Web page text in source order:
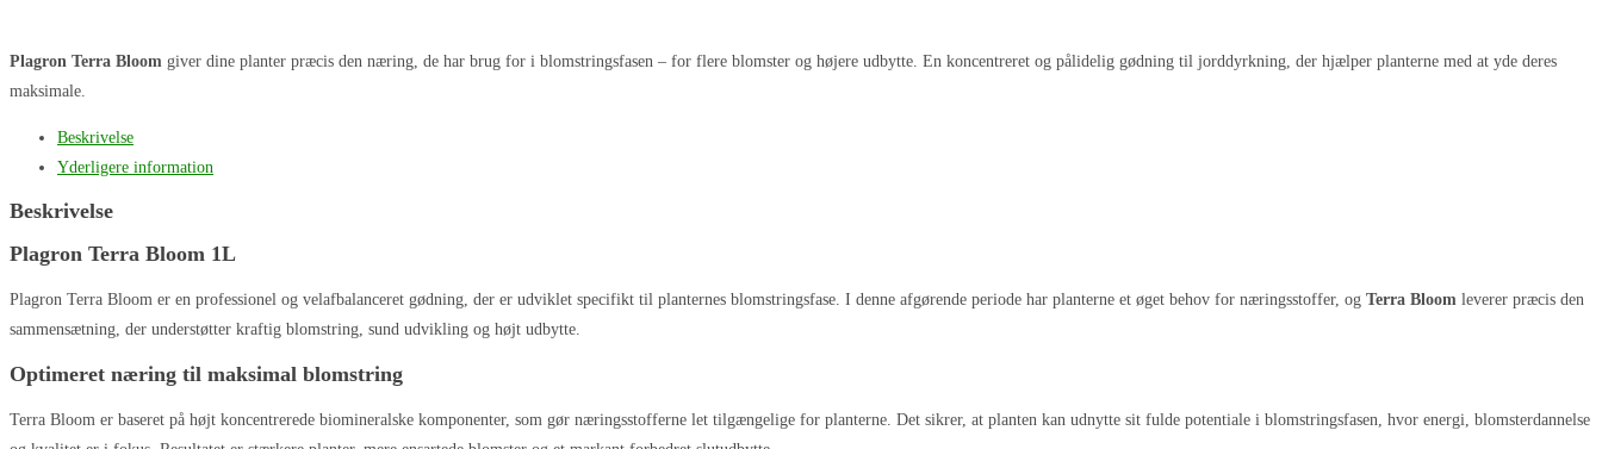
Plagron Terra Bloom giver dine planter præcis den næring, de har brug for i blomstringsfasen – for flere blomster og højere udbytte. En koncentreret og pålidelig gødning til jorddyrkning, der hjælper planterne med at yde deres
maksimale.
Beskrivelse
Yderligere information
Beskrivelse
Plagron Terra Bloom 1L
Plagron Terra Bloom er en professionel og velafbalanceret gødning, der er udviklet specifikt til planternes blomstringsfase. I denne afgørende periode har planterne et øget behov for næringsstoffer, og Terra Bloom leverer præcis den
sammensætning, der understøtter kraftig blomstring, sund udvikling og højt udbytte.
Optimeret næring til maksimal blomstring
Terra Bloom er baseret på højt koncentrerede biomineralske komponenter, som gør næringsstofferne let tilgængelige for planterne. Det sikrer, at planten kan udnytte sit fulde potentiale i blomstringsfasen, hvor energi, blomsterdannelse